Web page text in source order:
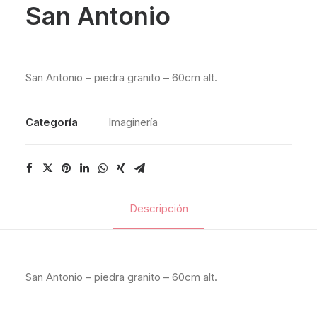
San Antonio
San Antonio – piedra granito – 60cm alt.
Categoría Imaginería
Descripción
San Antonio – piedra granito – 60cm alt.